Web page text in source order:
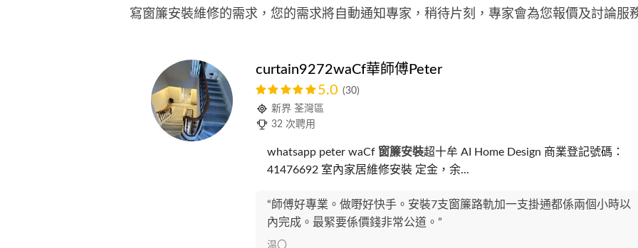
寫窗簾安裝維修的需求，您的需求將自動通知專家，稍待片刻，專家會為您報價及討論服
curtain9272waCf華師傅Peter
5.0 (30)
新界 荃灣區
32 次聘用
whatsapp peter waCf 窗簾安裝超十牟 AI Home Design 商業登記號碼：
41476692 室內家居維修安裝 定金，余...
“師傅好專業。做嘢好快手。安裝7支窗簾路軌加一支掛通都係兩個小時以
內完成。最緊要係價錢非常公道。”
温〇